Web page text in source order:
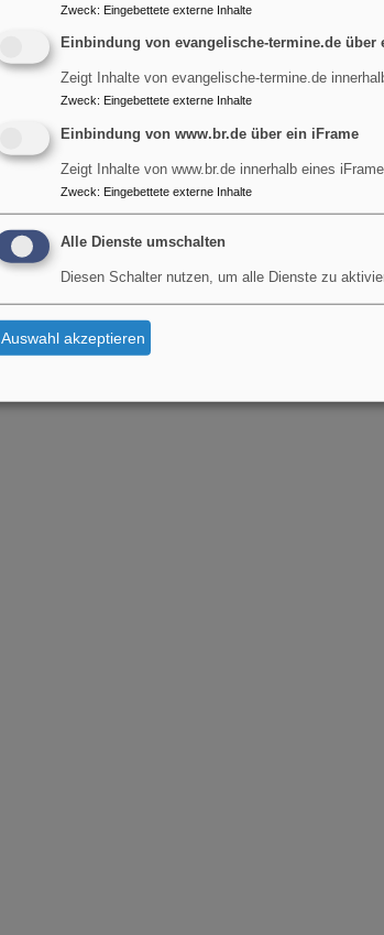
Zweck: Eingebettete externe Inhalte
Einbindung von evangelische-termine.de über
Zeigt Inhalte von evangelische-termine.de
Zweck: Eingebettete externe Inhalte
Einbindung von www.br.de über ein iFrame
Zeigt Inhalte von www.br.de innerhalb eines
Zweck: Eingebettete externe Inhalte
Alle Dienste umschalten
Diesen Schalter nutzen, um alle Dienste zu
Auswahl akzeptieren